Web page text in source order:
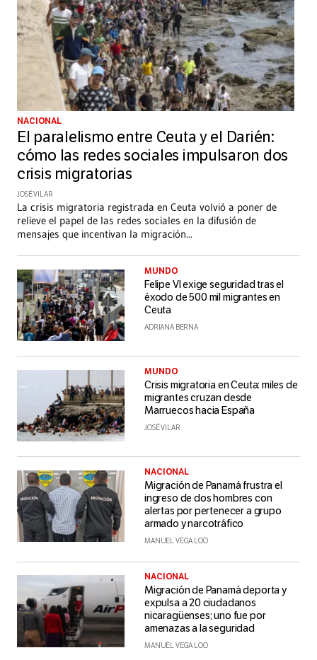
NACIONAL
El paralelismo entre Ceuta y el Darién:
cómo las redes sociales impulsaron dos
crisis migratorias
JOSÉ VILAR
La crisis migratoria registrada en Ceuta volvió a poner de
relieve el papel de las redes sociales en la difusión de
mensajes que incentivan la migración...
MUNDO
Felipe VI exige seguridad tras el
éxodo de 500 mil migrantes en
Ceuta
ADRIANA BERNA
MUNDO
Crisis migratoria en Ceuta: miles de
migrantes cruzan desde
Marruecos hacia España
JOSÉ VILAR
NACIONAL
Migración de Panamá frustra el
ingreso de dos hombres con
alertas por pertenecer a grupo
armado y narcotráfico
MANUEL VEGA LOO
NACIONAL
Migración de Panamá deporta y
expulsa a 20 ciudadanos
nicaragüenses; uno fue por
amenazas a la seguridad
MANUEL VEGA LOO